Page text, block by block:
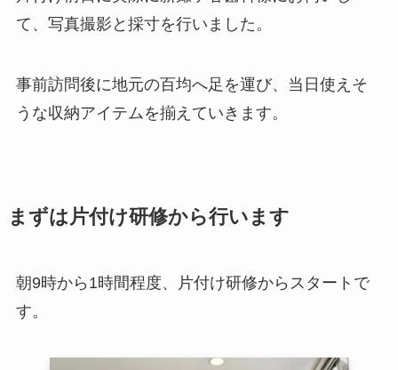
て、写真撮影と採寸を行いました。
事前訪問後に地元の百均へ足を運び、当日使えそ
うな収納アイテムを揃えていきます。
まずは片付け研修から行います
朝9時から1時間程度、片付け研修からスタートで
す。